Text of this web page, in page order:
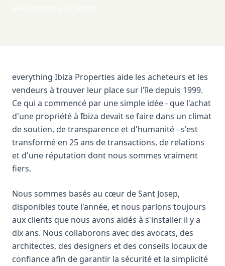
everything Ibiza Properties aide les acheteurs et les
vendeurs à trouver leur place sur l'île depuis 1999.
Ce qui a commencé par une simple idée - que l'achat
d'une propriété à Ibiza devait se faire dans un climat
de soutien, de transparence et d'humanité - s'est
transformé en 25 ans de transactions, de relations
et d'une réputation dont nous sommes vraiment
fiers.
Nous sommes basés au cœur de Sant Josep,
disponibles toute l'année, et nous parlons toujours
aux clients que nous avons aidés à s'installer il y a
dix ans. Nous collaborons avec des avocats, des
architectes, des designers et des conseils locaux de
confiance afin de garantir la sécurité et la simplicité